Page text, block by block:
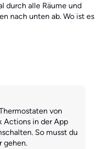
durch alle Räume und
nach unten ab. Wo ist es
von
Actions in der App
So musst du
gehen.